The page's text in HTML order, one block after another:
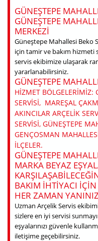
GÜNEŞTEPE
GÜNEŞTEPE
MERKEZI
Güneştepe Mahallesi Beko
için tamir ve bakım hizmeti
servis ekibimize ulaşarak
yararlanabilirsiniz.
GÜNEŞTEPE
HIZMET BÖLGELERIMIZ:
SERVISI, MAREŞAL
AKINCILAR ARÇELIK
SERVISI, GÜNEŞTEPE
GENÇOSMAN
ILÇELER.
GÜNEŞTEPE
MARKA BEYAZ
BAKIM IHTIYACI IÇIN
HER ZAMAN
Uzman Arçelik Servis
sizlere en iyi servisi
eşyalarınızı güvenle
iletişime geçebilirsiniz.